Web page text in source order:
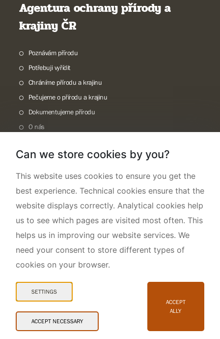
Agentura ochrany přírody a
krajiny ČR
Poznávám přírodu
Potřebuji vyřídit
Chráníme přírodu a krajinu
Pečujeme o přírodu a krajinu
Dokumentujeme přírodu
O nás
Snadné čtení
© 2026 AOPK ČR
Can we store cookies by you?
This website uses cookies to ensure you get the
best experience. Technical cookies ensure that the
website displays correctly. Analytical cookies help
us to see which pages are visited most often. This
helps us in improving our website services. We
need your consent to store different types of
cookies on your browser.
SETTINGS
ACCEPT NECESSARY
ACCEPT
ALLY